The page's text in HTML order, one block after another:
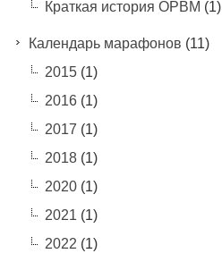
Краткая история ОРВМ (1)
Календарь марафонов (11)
2015(1)
2016(1)
2017 (1)
2018(1)
2020(1)
2021 (1)
2022 (1)